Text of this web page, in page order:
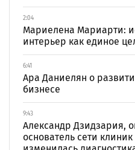
2:04
Мариелена Мариарти:
интерьер как единое
6:41
Ара Даниелян о
бизнесе
9:43
Александр Дзидзария,
основатель сети